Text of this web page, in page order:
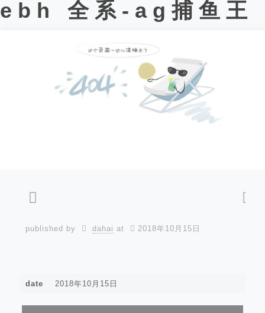
ebh 全系-ag捕鱼王
published by dahai at 2018年10月15日
date 2018年10月15日